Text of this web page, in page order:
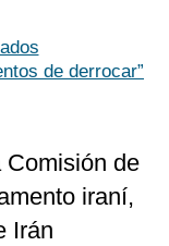
de derrocar”
Comisión de
iraní,
Irán